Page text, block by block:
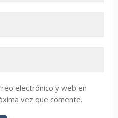
electrónico y web en
vez que comente.